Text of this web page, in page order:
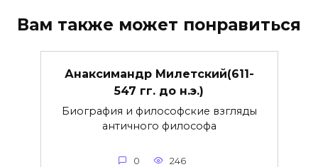
Вам также может понравиться
Анаксимандр Милетский(611-
547 гг. до н.э.)
Биография и философские взгляды
античного философа
0 246